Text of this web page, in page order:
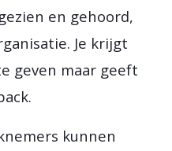
en gehoord,
Je krijgt
geven maar geeft
kunnen